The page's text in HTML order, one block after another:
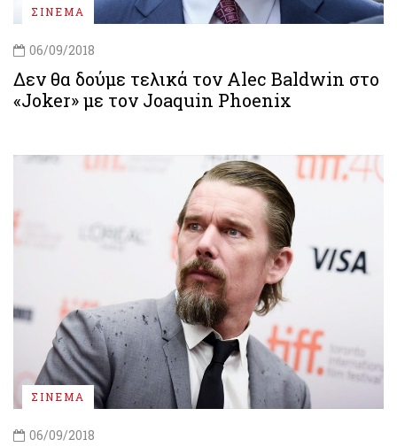
ΣΙΝΕΜΑ
06/09/2018
Δεν θα δούμε τελικά τον Alec Baldwin στο
«Joker» με τον Joaquin Phoenix
ΣΙΝΕΜΑ
06/09/2018